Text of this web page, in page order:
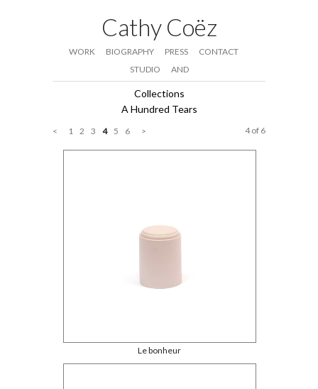
Cathy Coëz
WORK BIOGRAPHY PRESS
CONTACT
STUDIO
AND
Collections
A Hundred Tears
4 of 6
< 1 2 3 4 5 6 >
Le bonheur